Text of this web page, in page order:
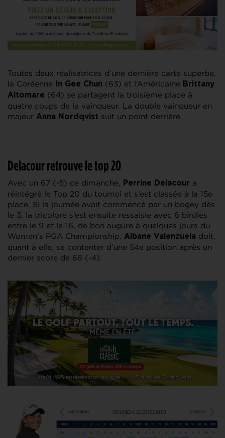
Toutes deux réalisatrices d’une dernière carte superbe,
la Coréenne
In Gee Chun (63) et l’Américaine Brittany
Altomare (64) se partagent la troisième place à
quatre coups de la vainqueur. La double vainqueur en
majeur Anna Nordqvist suit un point derrière.
Delacour retrouve le top 20
Avec un 67 (-5) ce dimanche, Perrine Delacour a
réintégré le Top 20 du tournoi et s’est classée à la 15e
place. Si la journée avait commencé par un bogey dès
le 3, la tricolore s’est ensuite ressaisie avec 6 birdies
entre le 9 et le 16, de bon augure à quelques jours du
Women’s PGA Championship. Albane Valenzuela doit,
quant à elle, se contenter d’une 54e position après un
dernier score de 68 (-4).